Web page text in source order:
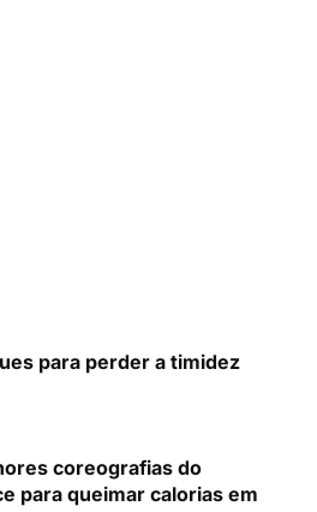
para perder a timidez
coreografias do
para queimar calorias em